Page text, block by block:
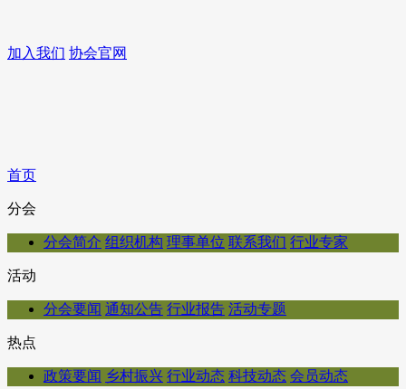
加入我们 协会官网
首页
分会
分会简介 组织机构 理事单位 联系我们 行业专家
活动
分会要闻 通知公告 行业报告 活动专题
热点
政策要闻 乡村振兴 行业动态 科技动态 会员动态